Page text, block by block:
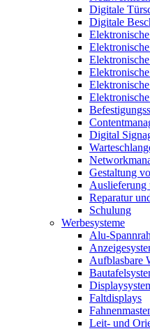
Digitale
Digitale
Digital
Gestaltung
Auslieferung
Reparatur
Schulung
Werbesysteme
Alu-
Aufblasbare
Faltdisplays
Leit- und